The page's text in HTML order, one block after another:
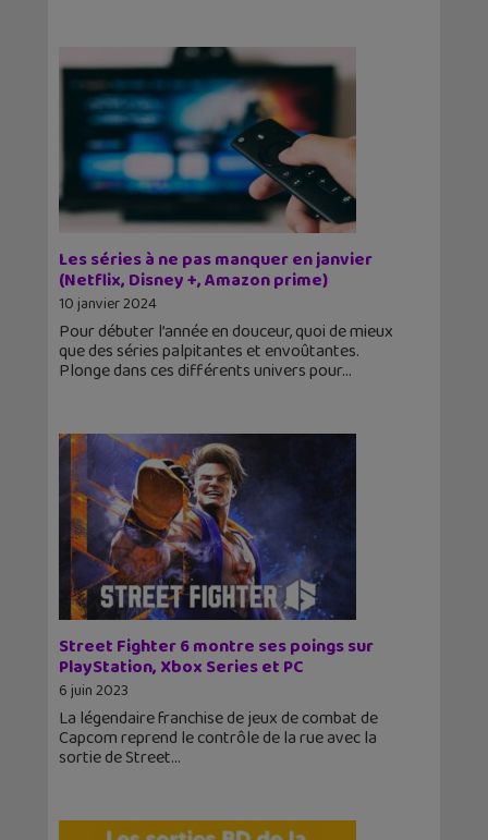
Les séries à ne pas manquer en janvier
(Netflix, Disney +, Amazon prime)
10 janvier 2024
Pour débuter l’année en douceur, quoi de mieux
que des séries palpitantes et envoûtantes.
Plonge dans ces différents univers pour
Street Fighter 6 montre ses poings sur
PlayStation, Xbox Series et PC
6 juin 2023
La légendaire franchise de jeux de combat de
Capcom reprend le contrôle de la rue avec la
sortie de Street